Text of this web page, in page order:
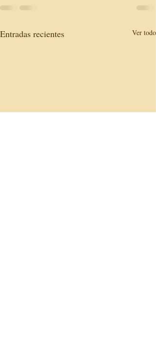
Entradas recientes Ver todo